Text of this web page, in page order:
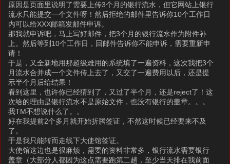
原因是页面里说明了需要上传3个月的银行流水，但它网站上银行
流水只能提交一个文件呀！然后拒绝的邮件里告诉你10个工作日
内可以给XXX邮箱发邮件申诉。
那我就申诉吧，马上写好邮件，把3个月的银行流水作为附件补
上。然后等到10个工作日，回邮件告诉你不能申诉，需要重新申
请！
于是，又全新地用那超级难用的系统填了一遍资料，这次我把3个
月流水合并成一个文件传上去了，又交了一遍费用以后，还是提
示半个月后给结果！
看到这里，也许你已经猜到了，又过了半个月，还是reject了！这
次给的理由是银行流水不是原始文件，也没有银行的盖章。。。
我TM不想说什么了。。
好在我提前2个多月就开始折腾签证，不然这时候已经要来不及
了。
于是我只能转而走线下大使馆签证。
大使馆这边也是很麻烦，需要的资料非常多，银行流水需要银行
盖章（大部分人都因为这点需要跑第二趟，至少当天排在我前面